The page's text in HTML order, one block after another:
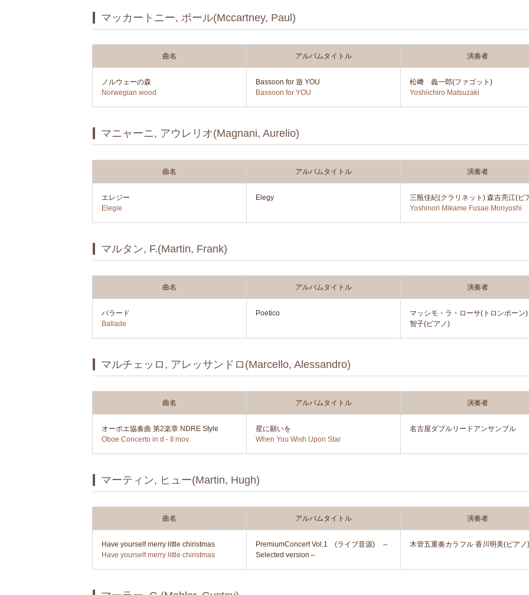
マッカートニー, ポール(Mccartney, Paul)
曲名 アルバムタイトル 演奏者
ノルウェーの森
Norwegian wood
Bassoon for 遊 YOU
Bassoon for YOU
松﨑 義一郎(ファゴット)
Yoshiichiro Matsuzaki
マニャーニ, アウレリオ(Magnani, Aurelio)
曲名 アルバムタイトル 演奏者
エレジー
Elegie
Elegy
三瓶佳紀(クラリネット) 森吉亮江(ピ
Yoshinori Mikame Fusae Moriyoshi
マルタン, F.(Martin, Frank)
曲名 アルバムタイトル 演奏者
バラード
Ballade
Poetico
マッシモ・ラ・ローサ(トロンボーン
智子(ピアノ)
マルチェッロ, アレッサンドロ(Marcello, Alessandro)
曲名 アルバムタイトル 演奏者
オーボエ協奏曲 第2楽章 NDRE Style
Oboe Concerto in d - II mov.
星に願いを
When You Wish Upon Star
名古屋ダブルリードアンサンブル
マーティン, ヒュー(Martin, Hugh)
曲名 アルバムタイトル 演奏者
Have yourself merry little chiristmas
Have yourself merry little chiristmas
PremiumConcert Vol.1 (ライブ音源) ～
Selected version～
木管五重奏カラフル 香川明美(ピアノ)